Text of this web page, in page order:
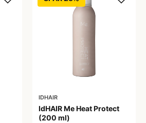
IDHAIR
IdHAIR Me Heat Protect
(200 ml)